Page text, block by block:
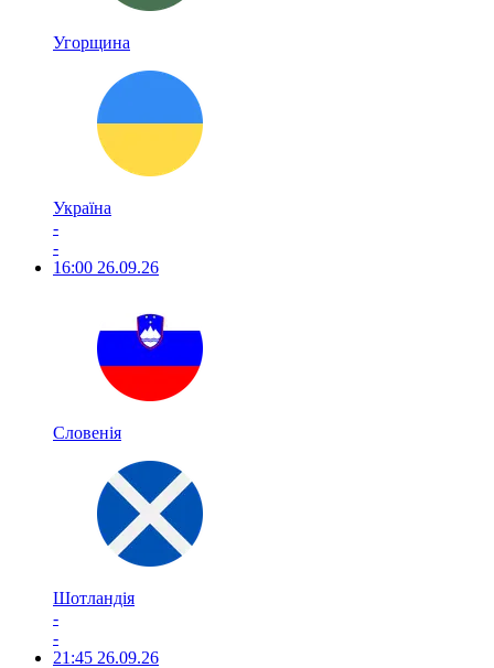
Угорщина
Україна
-
-
16:00 26.09.26
Словенія
Шотландія
-
-
21:45 26.09.26